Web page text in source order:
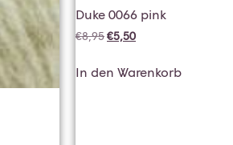
Duke 0066 pink
€8,95€5,50
In den Warenkorb